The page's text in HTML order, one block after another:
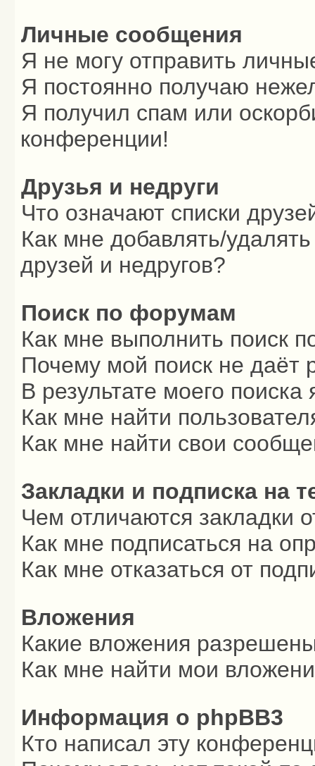
Личные сообщения
Я не могу отправить
Я постоянно получаю
Я получил спам или
конференции!
Друзья и недруги
Что означают списки
Как мне добавлять/
друзей и недругов?
Поиск по форумам
Как мне выполнить поиск
Почему мой поиск не даёт
В результате моего
Как мне найти
Как мне найти свои
Закладки и подписка на
Чем отличаются закладки
Как мне подписаться на
Как мне отказаться от
Вложения
Какие вложения
Как мне найти мои
Информация о phpBB3
Кто написал эту